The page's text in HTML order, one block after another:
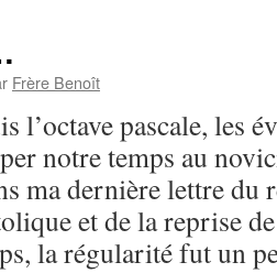
Frère Benoît
pascale, les
notre temps au
ma dernière lettre du
et de la reprise
la régularité fut un